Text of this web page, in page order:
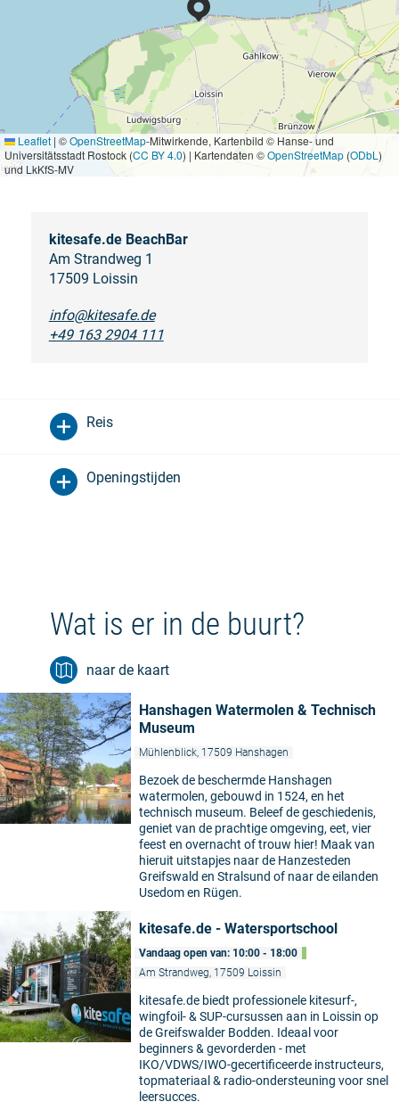
Leaflet | ©OpenStreetMap-Mitwirkende, Kartenbild © Hanse- und
Universitätsstadt Rostock (CC BY 4.0) | Kartendaten ©OpenStreetMap (ODbL )
und LkKfS-MV
kitesafe.de BeachBar
Am Strandweg 1
17509 Loissin
info@kitesafe.de
+49 163 2904 111
Reis
Openingstijden
Wat is er in de buurt?
naar de kaart
Hanshagen Watermolen & Technisch
Museum
Mühlenblick, 17509 Hanshagen
Bezoek de beschermde Hanshagen
watermolen, gebouwd in 1524, en het
technisch museum. Beleef de geschiedenis,
geniet van de prachtige omgeving, eet, vier
feest en overnacht of trouw hier! Maak van
hieruit uitstapjes naar de Hanzesteden
Greifswald en Stralsund of naar de eilanden
Usedom en Rügen.
kitesafe.de - Watersportschool
Vandaag open van: 10:00 - 18:00
Am Strandweg, 17509 Loissin
kitesafe.de biedt professionele kitesurf-,
wingfoil- & SUP-cursussen aan in Loissin op
de Greifswalder Bodden. Ideaal voor
beginners & gevorderden - met
IKO/VDWS/IWO-gecertificeerde instructeurs,
topmateriaal & radio-ondersteuning voor snel
leersucces.